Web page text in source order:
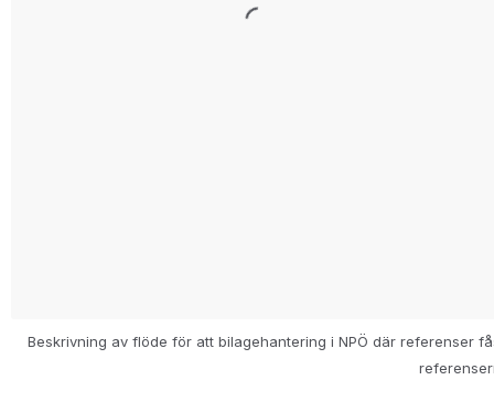
Beskrivning av flöde för att bilagehantering i NPÖ där referenser